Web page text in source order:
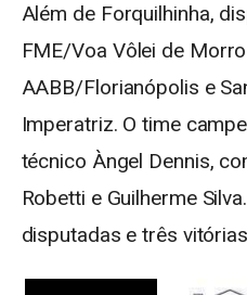
Além de Forquilhinha,
FME/Voa Vôlei de
AABB/Florianópolis e
Imperatriz. O time
técnico Àngel Dennis,
Robetti e Guilherme
disputadas e três